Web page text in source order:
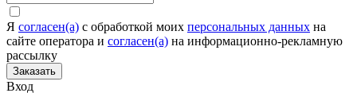
Я согласен(а) c обработкой моих персональных данных на
сайте оператора и согласен(а) на информационно-рекламную
рассылку
Заказать
Вход